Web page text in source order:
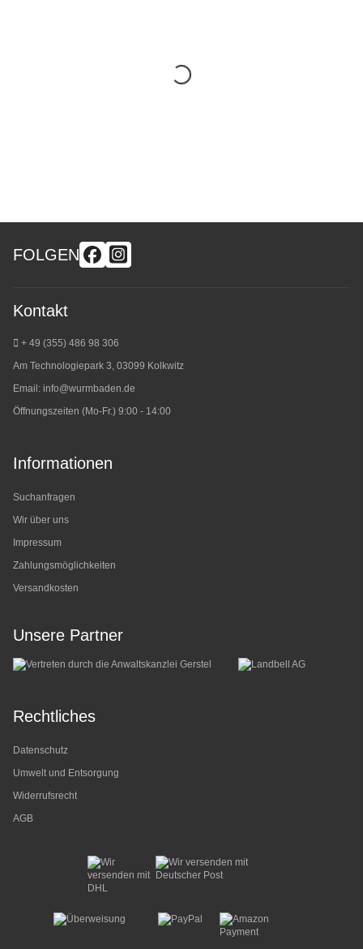
FOLGEN
Kontakt
+ 49 (355) 486 98 306
Am Technologiepark 3, 03099 Kolkwitz
Email: info@wurmbaden.de
Öffnungszeiten (Mo-Fr.) 9:00 - 14:00
Informationen
Suchanfragen
Wir über uns
Impressum
Zahlungsmöglichkeiten
Versandkosten
Unsere Partner
Rechtliches
Datenschutz
Umwelt und Entsorgung
Widerrufsrecht
AGB